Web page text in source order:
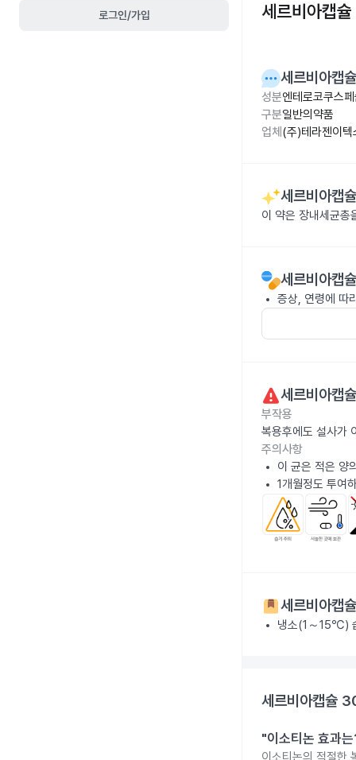
로그인/가입 세르비아캡
세르비아캡
성분엔테로코쿠스
구분일반의약품
업체 (주)테라젠이텍
세르비아캡
이 약은 장내세균총
세르비아캡
증상, 연령에 따
세르비아캡
부작용
복용후에도 설사가
주의사항
이 균은 적은 양
1개월정도 투여
세르비아캡
냉소(1～15℃)
세르비아캡슐
"이소티논 효과
이소티논의 적절한